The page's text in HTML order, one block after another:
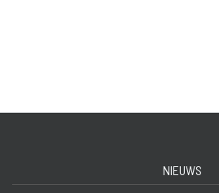
NIEUWS